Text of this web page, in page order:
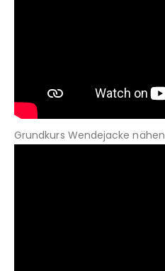
Grundkurs Wendejacke nähen